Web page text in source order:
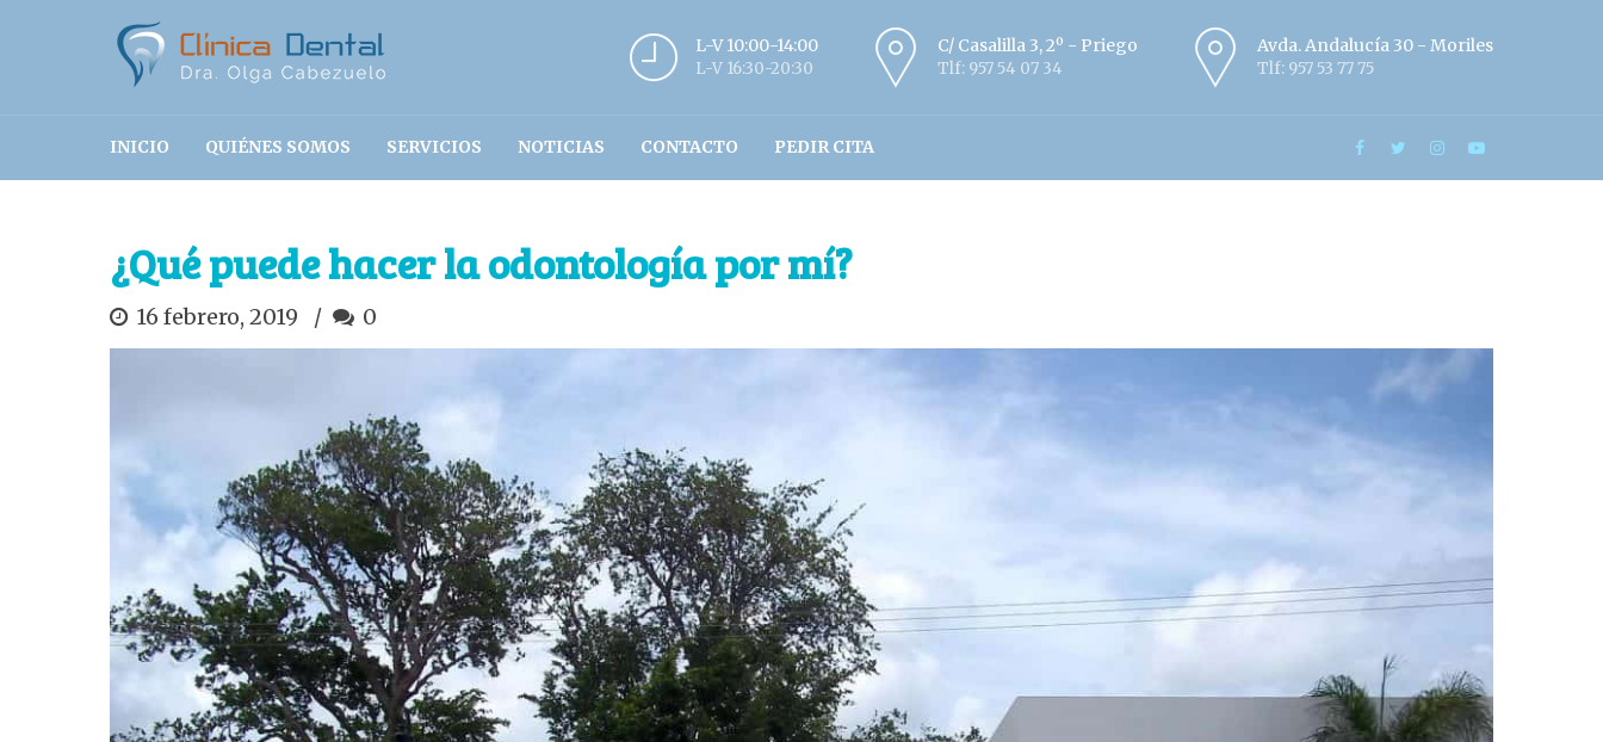
L-V 10:00-14:00
L-V 16:30-20:30
C/ Casalilla 3, 2º - Priego
Tlf: 957 54 07 34
Avda. Andalucía 30 - Moriles
Tlf: 957 53 77 75
INICIO QUIÉNES SOMOS SERVICIOS NOTICIAS CONTACTO PEDIR CITA
¿Qué puede hacer la odontología por mí?
16 febrero, 2019 0